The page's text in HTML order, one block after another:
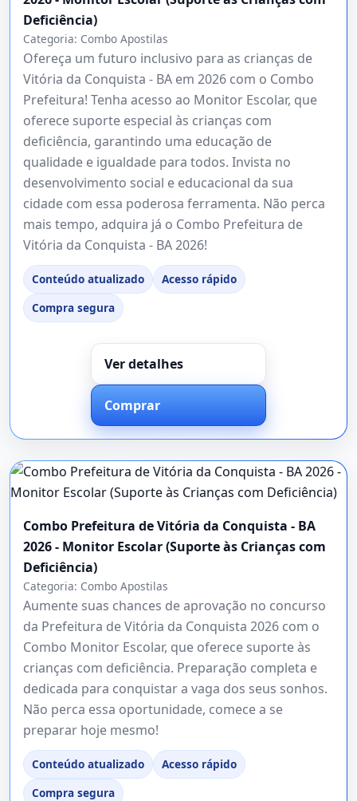
Deficiência)
Categoria: Combo Apostilas
Ofereça um futuro inclusivo para as crianças de
Vitória da Conquista - BA em 2026 com o Combo
Prefeitura! Tenha acesso ao Monitor Escolar, que
oferece suporte especial às crianças com
deficiência, garantindo uma educação de
qualidade e igualdade para todos. Invista no
desenvolvimento social e educacional da sua
cidade com essa poderosa ferramenta. Não perca
mais tempo, adquira já o Combo Prefeitura de
Vitória da Conquista - BA 2026!
Conteúdo atualizado
Acesso rápido
Compra segura
Ver detalhes
Comprar
Combo Prefeitura de Vitória da Conquista - BA
2026 - Monitor Escolar (Suporte às Crianças com
Deficiência)
Categoria: Combo Apostilas
Aumente suas chances de aprovação no concurso
da Prefeitura de Vitória da Conquista 2026 com o
Combo Monitor Escolar, que oferece suporte às
crianças com deficiência. Preparação completa e
dedicada para conquistar a vaga dos seus sonhos.
Não perca essa oportunidade, comece a se
preparar hoje mesmo!
Conteúdo atualizado
Acesso rápido
Compra segura